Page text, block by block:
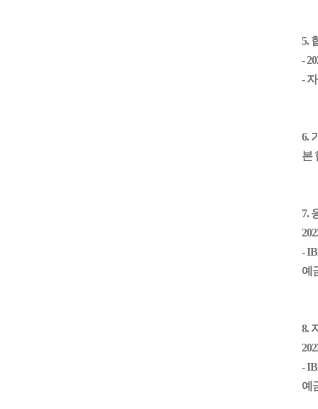
5.
-
-
6.
본
7.
202
-
예
8.
202
-
예